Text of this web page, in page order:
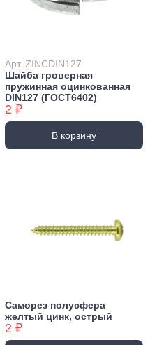
Арт. ZINCDIN127
Шайба гроверная
пружинная оцинкованная
DIN127 (ГОСТ6402)
2 ₽
В корзину
Саморез полусфера
желтый цинк, острый
2 ₽